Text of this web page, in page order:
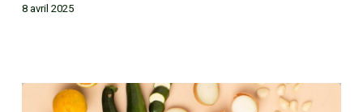
8 avril 2025